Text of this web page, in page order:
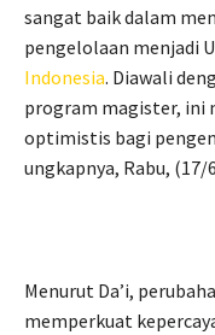
sangat baik dalam
pengelolaan menjadi
Indonesia. Diawali
program magister, ini
optimistis bagi
ungkapnya, Rabu, (17/
Menurut Da’i,
memperkuat